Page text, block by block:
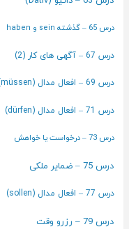
درس 65 – گذشته sein و haben
درس 67 – آگهی های کار (2)
درس 69 – افعال مدال (müssen)
درس 71 – افعال مدال (dürfen)
درس 73 – درخواست یا خواهش
درس 75 – ضمایر ملکی
درس 77 – افعال مدال (sollen)
درس 79 – رزرو وقت